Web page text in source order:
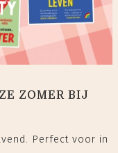
ZOMER BIJ
Perfect voor in